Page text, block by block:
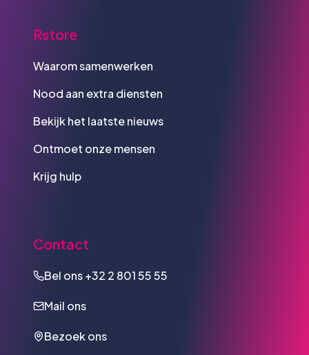
Rstore
Waarom samenwerken
Nood aan extra diensten
Bekijk het laatste nieuws
Ontmoet onze mensen
Krijg hulp
Contact
Bel ons+32 2 801 55 55
Mail ons
Bezoek ons